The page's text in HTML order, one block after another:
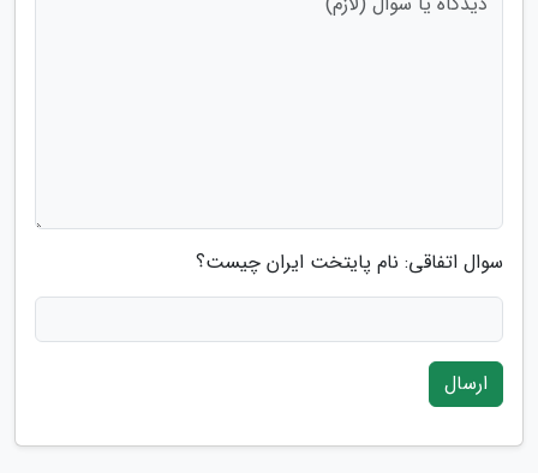
سوال اتفاقی: نام پایتخت ایران چیست؟
ارسال